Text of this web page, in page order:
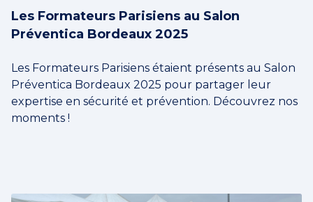
Les Formateurs Parisiens au Salon
Préventica Bordeaux 2025
Les Formateurs Parisiens étaient présents au Salon
Préventica Bordeaux 2025 pour partager leur
expertise en sécurité et prévention. Découvrez nos
moments !